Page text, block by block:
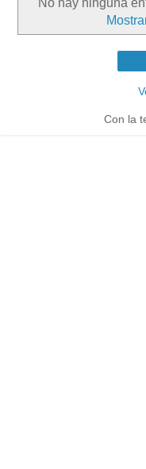
No hay ninguna
Con la